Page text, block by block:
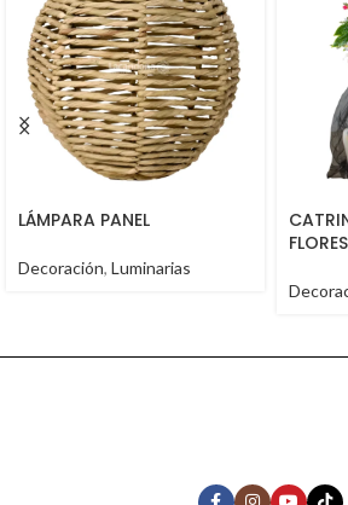
LÁMPARA PANEL
Decoración, Luminarias
FLORES